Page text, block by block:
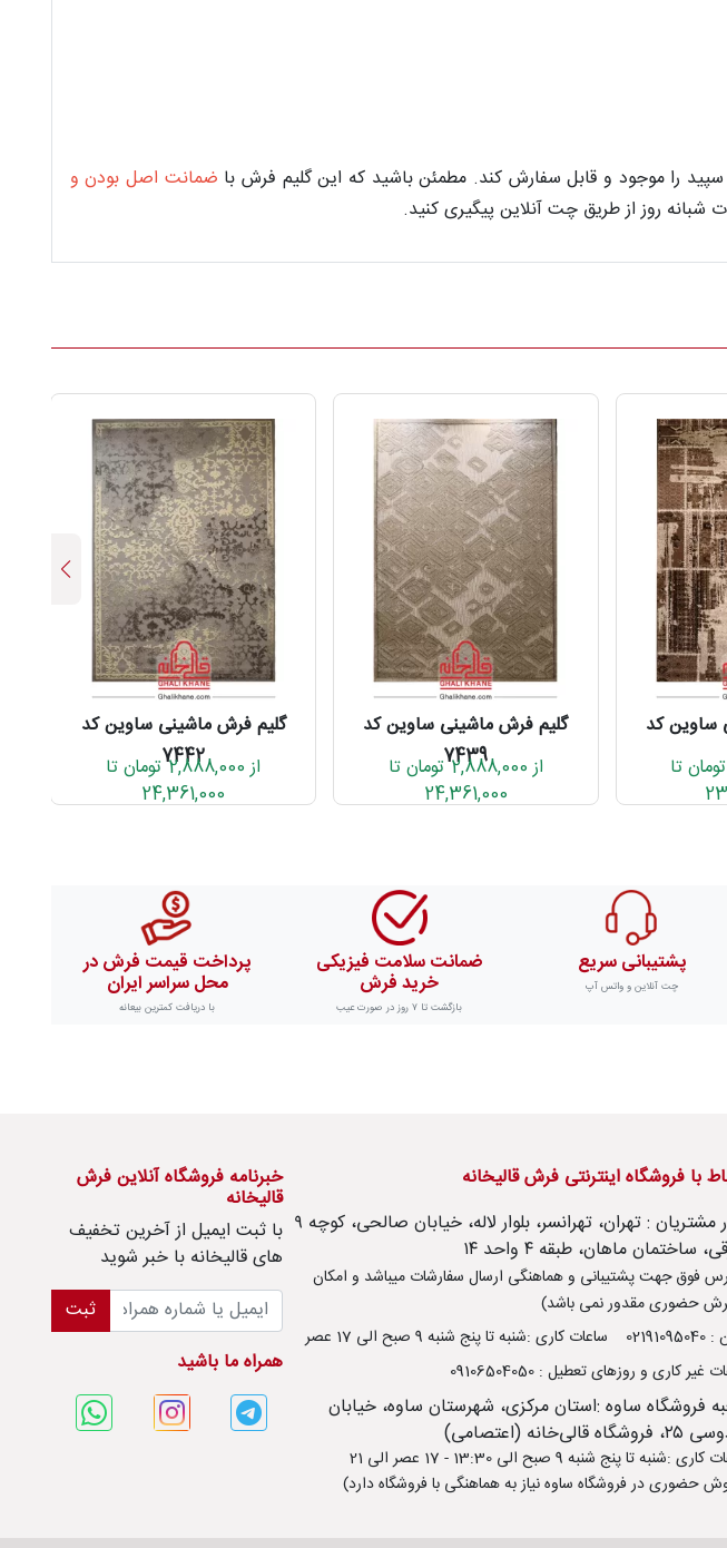
را موجود و قابل سفارش کند. مطمئن باشید که این گلیم فرش با ضمانت اصل بودن و
روز از طریق چت آنلاین پیگیری کنید.
ساوین کد
تومان تا
گلیم فرش ماشینی ساوین کد
7439از 2,888,000 تومان تا
24,361,000
گلیم فرش ماشینی ساوین کد
7442از 2,888,000 تومان تا
24,361,000
پشتیبانی سریع
چت آنلاین و واتس آپ
ضمانت سلامت فیزیکی
خرید فرش
بازگشت تا ۷ روز در صورت عیب
پرداخت قیمت فرش در
محل سراسر ایران
با دریافت کمترین بیعانه
با فروشگاه اینترنتی فرش قالیخانه
امور مشتریان : تهران، تهرانسر، بلوار لاله، خیابان صالحی، کوچه ۹
ساختمان ماهان، طبقه ۴ واحد ۱۴
فوق جهت پشتیبانی و هماهنگی ارسال سفارشات میباشد و امکان
حضوری مقدور نمی باشد)
ساعات کاری :شنبه تا پنج شنبه 9 صبح الی 17 عصر
غیر کاری و روزهای تعطیل : 09106504050
فروشگاه ساوه :استان مرکزی، شهرستان ساوه، خیابان
قالی‌خانه (اعتصامی)
:شنبه تا پنج شنبه 9 صبح الی 13:30 - 17 عصر الی 21
حضوری در فروشگاه ساوه نیاز به هماهنگی با فروشگاه دارد)
خبرنامه فروشگاه آنلاین فرش
قالیخانه
با ثبت ايميل از آخرین تخفیف
های قالیخانه با خبر شوید
ثبت
همراه ما باشید